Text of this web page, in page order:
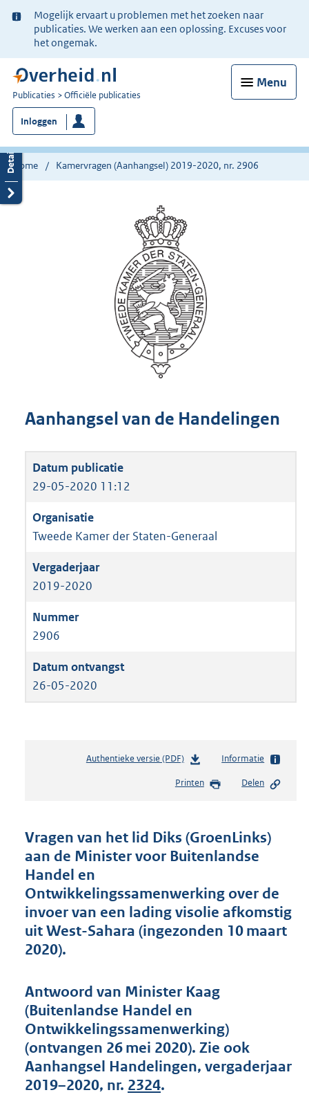
Ter
informatie:
Mogelijk ervaart u problemen met het zoeken naar
publicaties. We werken aan een oplossing. Excuses voor
het ongemak.
Menu
U
bent
nu
hier:
Publicaties Officiële publicaties
Inloggen
Home Kamervragen (Aanhangsel) 2019-2020, nr. 2906
Aanhangsel van de Handelingen
29-05-2020 11:12
Tweede Kamer der Staten-Generaal
2019-2020
2906
26-05-2020
Authentieke versie (PDF)b
s
n
d
s
r
o
o
t
7
b
Informatie
Printen Delen
Vragen van het lid Diks (GroenLinks)
aan de Minister voor Buitenlandse
Handel en
Ontwikkelingssamenwerking over de
invoer van een lading visolie afkomstig
uit West-Sahara (ingezonden 10 maart
2020).
Antwoord van Minister Kaag
(Buitenlandse Handel en
Ontwikkelingssamenwerking)
(ontvangen 26 mei 2020). Zie ook
Aanhangsel Handelingen, vergaderjaar
2019–2020, nr. 2324.